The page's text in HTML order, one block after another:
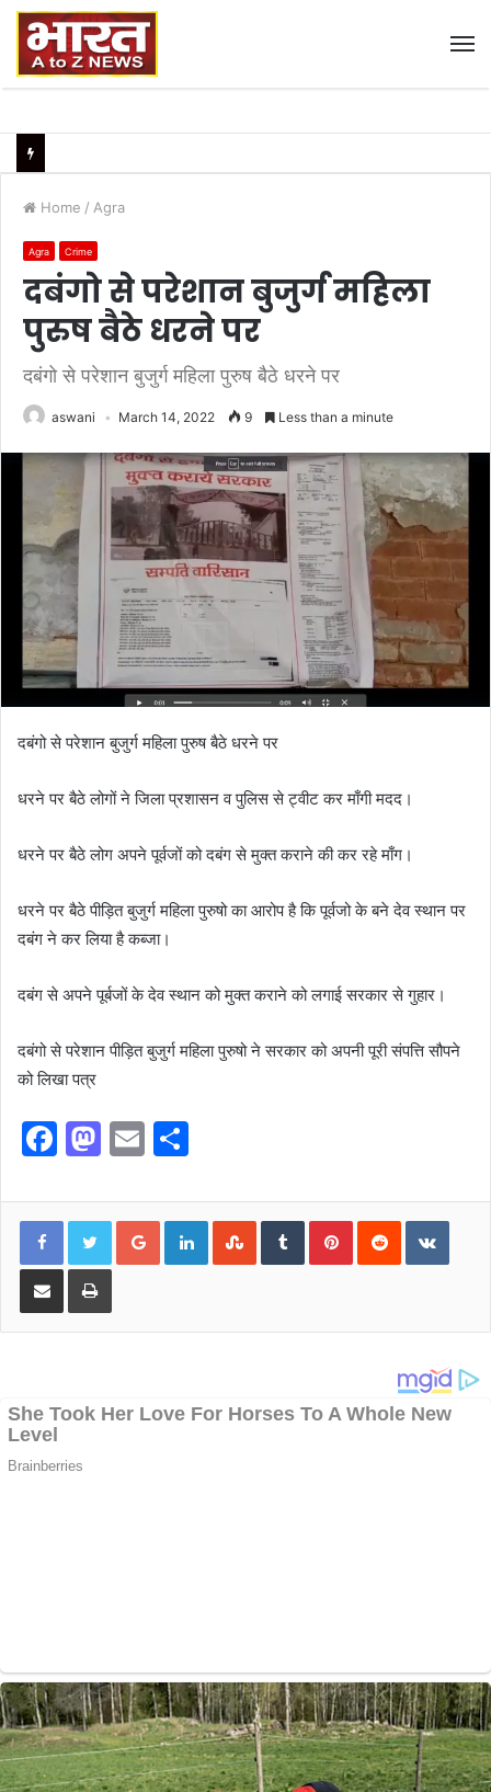
Home / Agra
Agra Crime
दबंगो से परेशान बुजुर्ग महिला
पुरुष बैठे धरने पर
दबंगो से परेशान बुजुर्ग महिला पुरुष बैठे धरने पर
aswani March 14, 2022 9 Less than a minute
दबंगो से परेशान बुजुर्ग महिला पुरुष बैठे धरने पर
धरने पर बैठे लोगों ने जिला प्रशासन व पुलिस से ट्वीट कर माँगी मदद।
धरने पर बैठे लोग अपने पूर्वजों को दबंग से मुक्त कराने की कर रहे माँग।
धरने पर बैठे पीड़ित बुजुर्ग महिला पुरुषो का आरोप है कि पूर्वजो के बने देव स्थान पर
दबंग ने कर लिया है कब्जा।
दबंग से अपने पूर्बजों के देव स्थान को मुक्त कराने को लगाई सरकार से गुहार।
दबंगो से परेशान पीड़ित बुजुर्ग महिला पुरुषो ने सरकार को अपनी पूरी संपत्ति सौपने
को लिखा पत्र
F
c
b
o
M
st
d
o
E
ai
l
ar
e
Google+LinkedInStumbleUpon
TumblrPinterestReddit
Share via Email Print